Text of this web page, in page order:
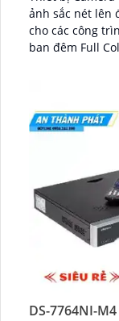
ảnh sắc nét lên
cho các công trình với
ban đêm Full
DS-7764NI-M4